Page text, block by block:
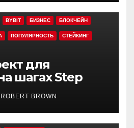
BYBIT БИЗНЕС БЛОКЧЕЙН
ПОПУЛЯРНОСТЬ СТЕЙКИНГ
для
шагах Step
спустя
работы
ROBERT BROWN